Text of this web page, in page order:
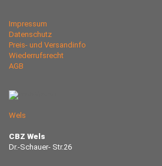
Impressum
Datenschutz
Preis- und Versandinfo
Wiederrufsrecht
AGB
Wels
CBZ Wels
Dr.-Schauer- Str.26